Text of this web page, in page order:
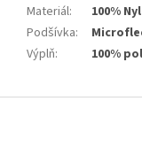
Materiál:
100%
Podšívka:
Výplň: 100%